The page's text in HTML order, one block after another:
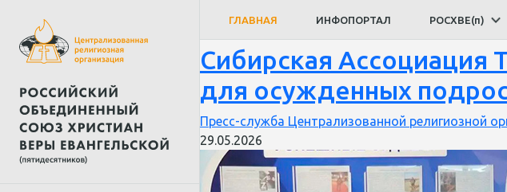
ГЛАВНАЯ ИНФОПОРТАЛ РОСХВЕ(п)
служение в тюрьмах
Сибирская Ассоциация
для осужденных
Пресс-служба Централизованной религиозной
29.05.2026